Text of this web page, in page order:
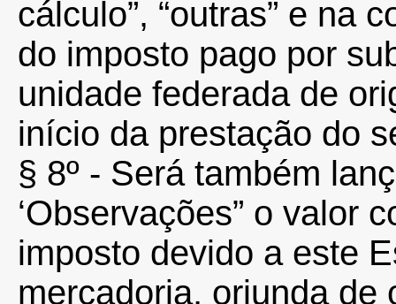
cálculo”, “outras” e na
do imposto pago por
unidade federada de
início da prestação do
§ 8º - Será também
‘Observações” o valor
imposto devido a este
mercadoria, oriunda de